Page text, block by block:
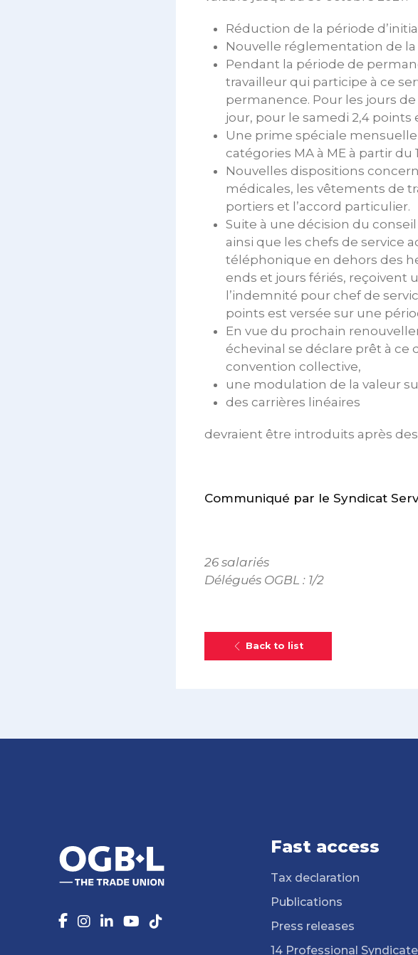
Réduction de la période
Nouvelle réglementation de la
Pendant la période de
travailleur qui participe à ce
permanence. Pour les jours
jour, pour le samedi 2,4
Une prime spéciale mensuelle
catégories MA à ME à partir
Nouvelles dispositions
médicales, les vêtements de
portiers et l’accord particulier.
Suite à une décision du
ainsi que les chefs de service
téléphonique en dehors des
ends et jours fériés, reçoivent
l’indemnité pour chef de
points est versée sur une
En vue du prochain
échevinal se déclare prêt à ce
convention collective,
une modulation de la valeur
des carrières linéaires
devraient être introduits après
Communiqué par le Syndicat
26 salariés
Délégués OGBL : 1/2
Back to list
Fast access
Tax declaration
Publications
Press releases
14 Professional